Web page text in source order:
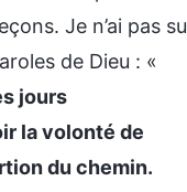
Je n’ai pas su
de Dieu : «
jours
la volonté de
du chemin.